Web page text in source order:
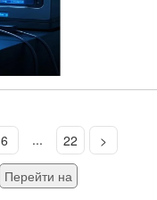
6 ... 22
>
Перейти на